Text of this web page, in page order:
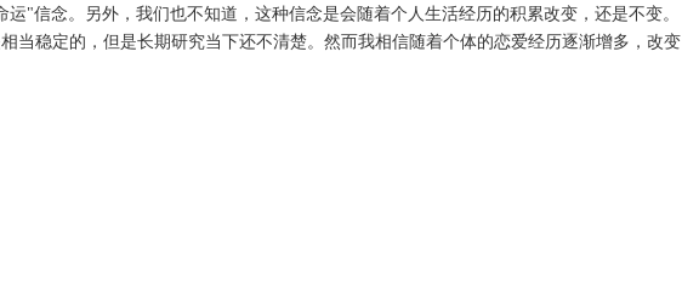
"信念。另外，我们也不知道，这种信念是会随着个人生活经历的积累改变，还是不变。
当稳定的，但是长期研究当下还不清楚。然而我相信随着个体的恋爱经历逐渐增多，改变